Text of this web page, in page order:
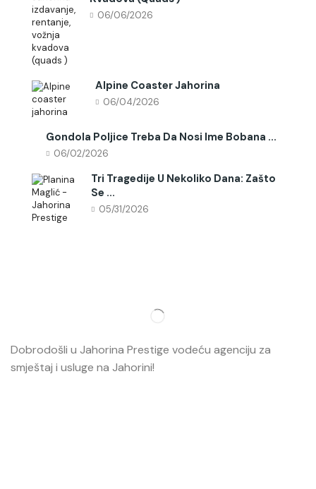
06/06/2026
Alpine Coaster Jahorina
06/04/2026
Gondola Poljice Treba Da Nosi Ime Bobana ...
06/02/2026
Tri Tragedije U Nekoliko Dana: Zašto
Se ...
05/31/2026
Dobrodošli u Jahorina Prestige vodeću agenciju za
smještaj i usluge na Jahorini!